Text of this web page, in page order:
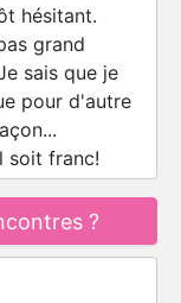
hésitant.
grand
sais que je
pour d'autre
soit franc!
?